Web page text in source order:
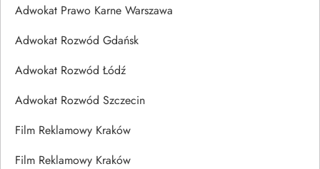
Adwokat Prawo Karne Warszawa
Adwokat Rozwód Gdańsk
Adwokat Rozwód Łódź
Adwokat Rozwód Szczecin
Film Reklamowy Kraków
Film Reklamowy Kraków